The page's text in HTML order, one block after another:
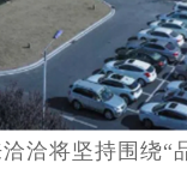
洽将坚持围绕“